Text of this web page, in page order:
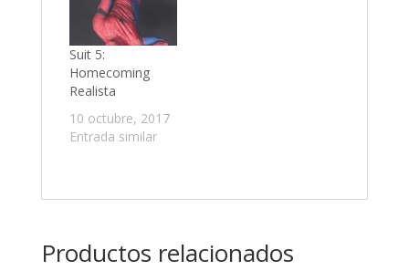
Suit 5:
Homecoming
Realista
10 octubre, 2017
Entrada similar
Productos relacionados